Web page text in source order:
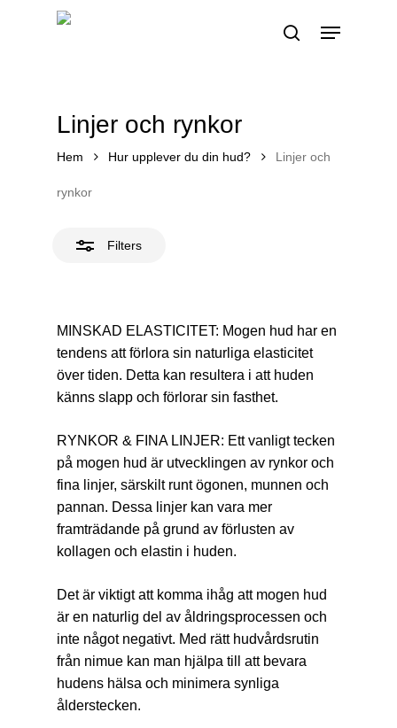
search
Menu
Linjer och rynkor
Hem Hur upplever du din hud? Linjer och
rynkor
Filters
Close
MINSKAD ELASTICITET: Mogen hud har en
tendens att förlora sin naturliga elasticitet
över tiden. Detta kan resultera i att huden
känns slapp och förlorar sin fasthet.
RYNKOR & FINA LINJER: Ett vanligt tecken
på mogen hud är utvecklingen av rynkor och
fina linjer, särskilt runt ögonen, munnen och
pannan. Dessa linjer kan vara mer
framträdande på grund av förlusten av
kollagen och elastin i huden.
Det är viktigt att komma ihåg att mogen hud
är en naturlig del av åldringsprocessen och
inte något negativt. Med rätt hudvårdsrutin
från nimue kan man hjälpa till att bevara
hudens hälsa och minimera synliga
ålderstecken.